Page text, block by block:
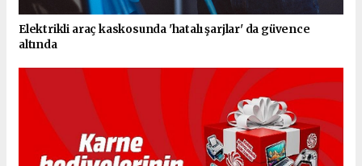
Elektrikli araç kaskosunda 'hatalı şarjlar' da güvence
altında